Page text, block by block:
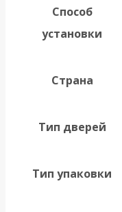
Способ
установки
Страна
Тип дверей
Тип упаковки